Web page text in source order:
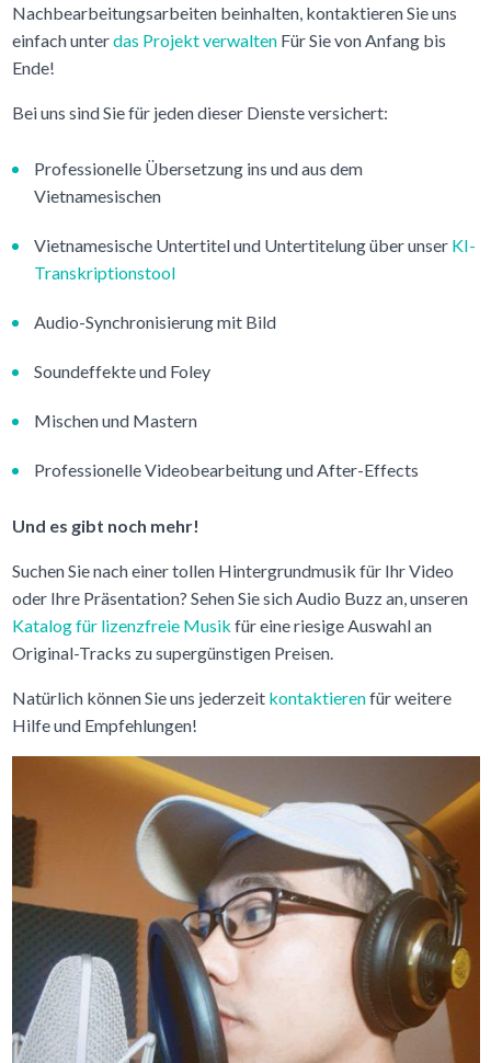
Nachbearbeitungsarbeiten beinhalten, kontaktieren Sie uns
einfach unterdas Projekt verwaltenFür Sie von Anfang bis
Ende!
Bei uns sind Sie für jeden dieser Dienste versichert:
Professionelle Übersetzung ins und aus dem
Vietnamesischen
Vietnamesische Untertitel und Untertitelung über unser KI-
Transkriptionstool
Audio-Synchronisierung mit Bild
Soundeffekte und Foley
Mischen und Mastern
Professionelle Videobearbeitung und After-Effects
Und es gibt noch mehr!
Suchen Sie nach einer tollen Hintergrundmusik für Ihr Video
oder Ihre Präsentation? Sehen Sie sich Audio Buzz an, unseren
Katalog für lizenzfreie Musik für eine riesige Auswahl an
Original-Tracks zu supergünstigen Preisen.
Natürlich können Sie uns jederzeit kontaktierenfür weitere
Hilfe und Empfehlungen!